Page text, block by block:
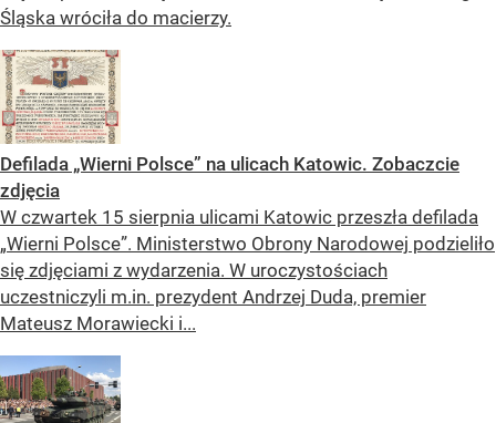
Śląska wróciła do macierzy.
Defilada „Wierni Polsce” na ulicach Katowic. Zobaczcie
zdjęcia
W czwartek 15 sierpnia ulicami Katowic przeszła defilada
„Wierni Polsce”. Ministerstwo Obrony Narodowej podzieliło
się zdjęciami z wydarzenia. W uroczystościach
uczestniczyli m.in. prezydent Andrzej Duda, premier
Mateusz Morawiecki i...